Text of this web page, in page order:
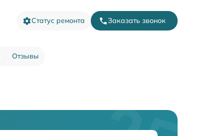
Статус ремонта Заказать звонок
Отзывы